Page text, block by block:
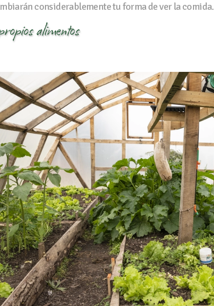
considerablemente tu forma de ver la comida.
alimentos